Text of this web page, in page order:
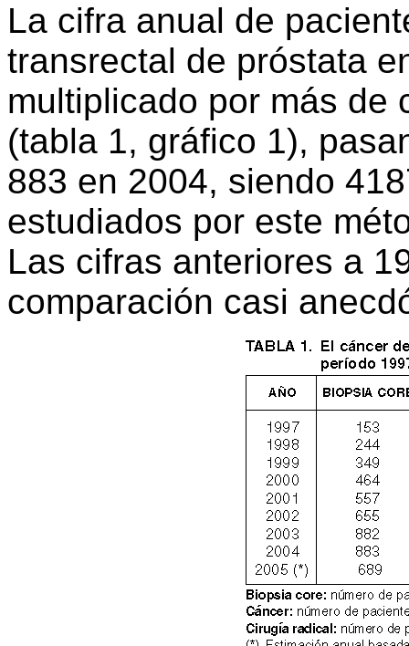
La cifra anual de
transrectal de próstata
multiplicado por más de
(tabla 1, gráfico 1),
883 en 2004, siendo
estudiados por este
Las cifras anteriores a
comparación casi